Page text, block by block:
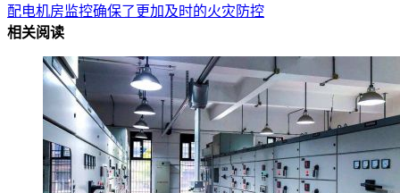
配电机房监控确保了更加及时的火灾防控
相关阅读